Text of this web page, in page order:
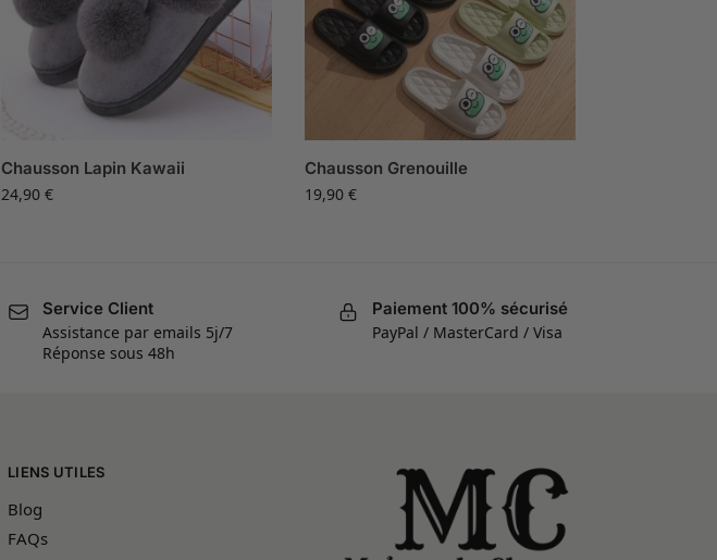
Chausson Lapin Kawaii
24,90€
Chausson Grenouille
19,90€
Service Client
Assistance par emails 5j/7
Réponse sous 48h
Paiement 100% sécurisé
PayPal / MasterCard / Visa
LIENS UTILES
Blog
FAQs